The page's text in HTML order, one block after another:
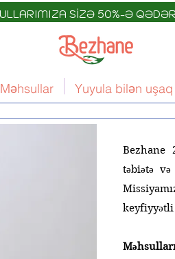
SİZƏ 50%-Ə QƏDƏR
Yuyula bilən
Bezhane
təbiətə